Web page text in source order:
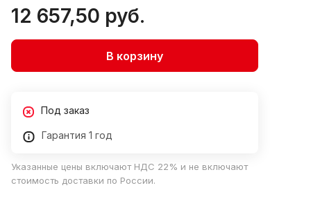
12 657,50 руб.
В корзину
Под заказ
Гарантия 1 год
Указанные цены включают НДС 22% и не включают
стоимость доставки по России.